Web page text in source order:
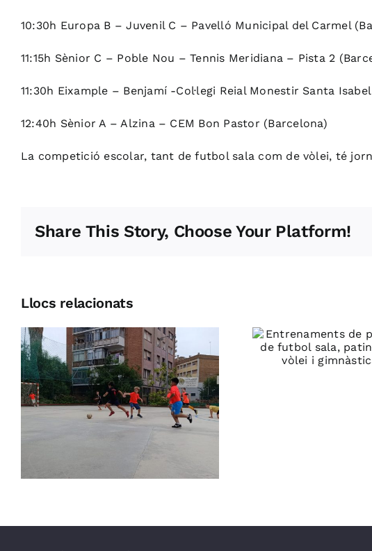
10:30h Europa B – Juvenil C – Pavelló Municipal del Carmel
11:15h Sènior C – Poble Nou – Tennis Meridiana – Pista 2
11:30h Eixample – Benjamí -Col·legi Reial Monestir Santa
12:40h Sènior A – Alzina – CEM Bon Pastor (Barcelona)
La competició escolar, tant de futbol sala com de vòlei, té
Share This Story, Choose Your Platform!
Llocs relacionats
Entrenaments de
portes obertes de
futbol sala,
patinatge artístic,
vòlei i gimnàstica
rítmica
Trofeu